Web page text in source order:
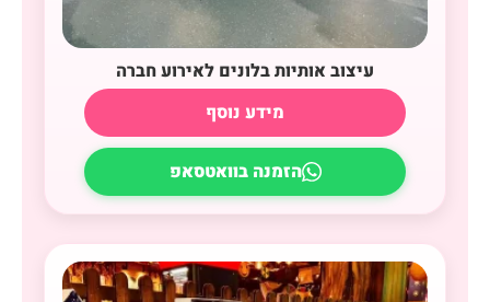
עיצוב אותיות בלונים לאירוע חברה
מידע נוסף
הזמנה בוואטסאפ